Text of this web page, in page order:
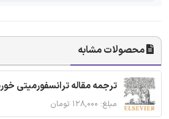
محصولات مشابه
ترجمه مقاله ترانسفورمیتی
مبلغ: ۱۲۸,۰۰۰ تومان